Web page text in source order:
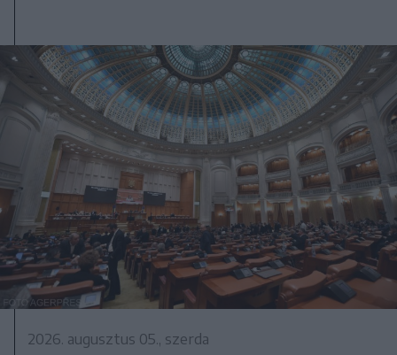
2026. augusztus 05., szerda